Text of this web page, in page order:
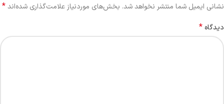
نشانی ایمیل شما منتشر نخواهد شد. بخش‌های موردنیاز علامت‌گذاری شده‌اند*
دیدگاه *